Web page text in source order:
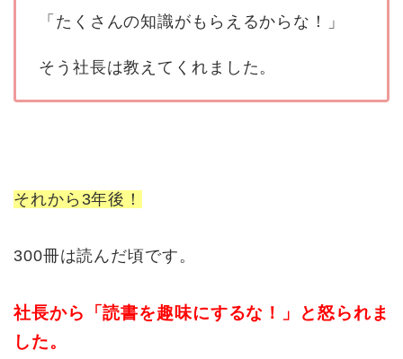
「たくさんの知識がもらえるからな！」
そう社長は教えてくれました。
それから3年後！
300冊は読んだ頃です。
社長から「読書を趣味にするな！」と怒られま
した。